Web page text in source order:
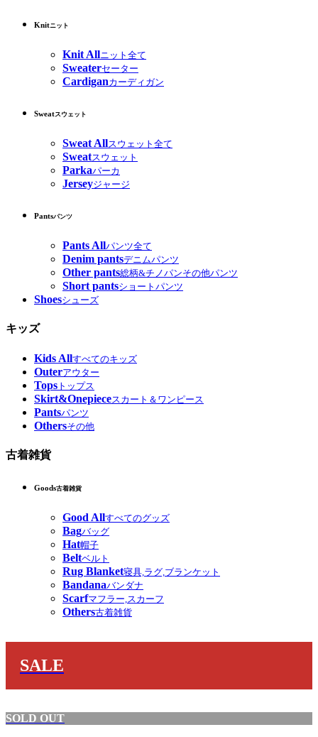
Knitニット
Knit Allニット全て
Sweaterセーター
Cardiganカーディガン
Sweatスウェット
Sweat Allスウェット全て
Sweatスウェット
Parkaパーカ
Jerseyジャージ
Pantsパンツ
Pants Allパンツ全て
Denim pantsデニムパンツ
Other pants総柄&チノパンその他パンツ
Short pantsショートパンツ
Shoesシューズ
キッズ
Kids Allすべてのキッズ
Outerアウター
Tops トップス
Skirt&Onepieceスカート＆ワンピース
Pantsパンツ
Othersその他
古着雑貨
Goods古着雑貨
Good Allすべてのグッズ
Bagバッグ
Hat帽子
Beltベルト
Rug Blanket寝具,ラグ,ブランケット
Bandanaバンダナ
Scarfマフラー,スカーフ
Others古着雑貨
SALE
SOLD OUT